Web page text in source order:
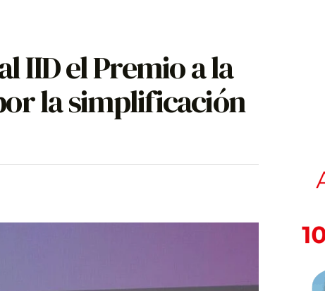
IID el Premio a la
la simplificación